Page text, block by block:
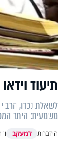
תיעוד
לשאלת נכדו, הרב
משמעית: היתר
הידברות למעקב ו'